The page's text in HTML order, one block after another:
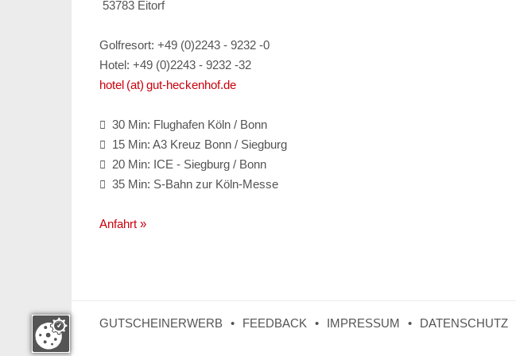
53783 Eitorf
Golfresort: +49 (0)2243 - 9232 -0
Hotel: +49 (0)2243 - 9232 -32
hotel (at) gut-heckenhof.de
 30 Min: Flughafen Köln / Bonn
 15 Min: A3 Kreuz Bonn / Siegburg
 20 Min: ICE - Siegburg / Bonn
 35 Min: S-Bahn zur Köln-Messe
Anfahrt »
GUTSCHEINERWERB FEEDBACK IMPRESSUM DATENSCHUTZ